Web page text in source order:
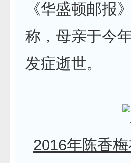
《华盛顿邮报
称，母亲于今
发症逝世。
2016年陈香